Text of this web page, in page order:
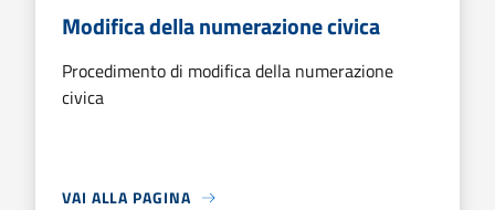
Modifica della numerazione civica
Procedimento di modifica della numerazione
civica
VAI ALLA PAGINA